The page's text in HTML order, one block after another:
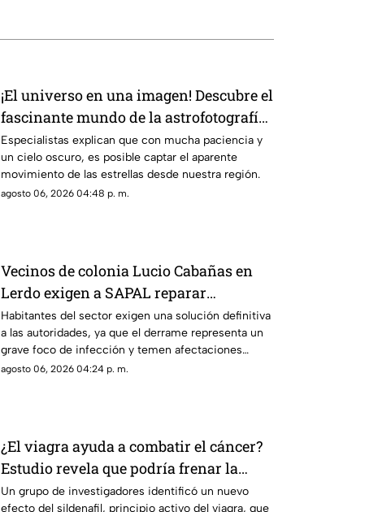
¡El universo en una imagen! Descubre el
fascinante mundo de la astrofotografía
en La Laguna
Especialistas explican que con mucha paciencia y
un cielo oscuro, es posible captar el aparente
movimiento de las estrellas desde nuestra región.
agosto 06, 2026 04:48 p. m.
Vecinos de colonia Lucio Cabañas en
Lerdo exigen a SAPAL reparar
constante brote de aguas negras
Habitantes del sector exigen una solución definitiva
a las autoridades, ya que el derrame representa un
grave foco de infección y temen afectaciones
estructurales.
agosto 06, 2026 04:24 p. m.
¿El viagra ayuda a combatir el cáncer?
Estudio revela que podría frenar la
metástasis
Un grupo de investigadores identificó un nuevo
efecto del sildenafil, principio activo del viagra, que